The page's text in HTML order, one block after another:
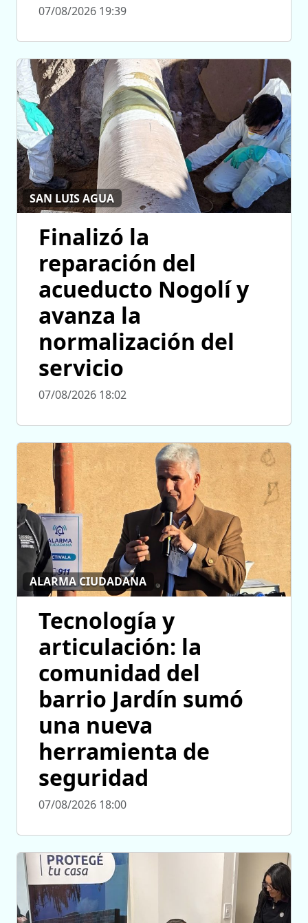
07/08/2026 19:39
SAN LUIS AGUA
Finalizó la
reparación del
acueducto Nogolí y
avanza la
normalización del
servicio
07/08/2026 18:02
ALARMA CIUDADANA
Tecnología y
articulación: la
comunidad del
barrio Jardín sumó
una nueva
herramienta de
seguridad
07/08/2026 18:00